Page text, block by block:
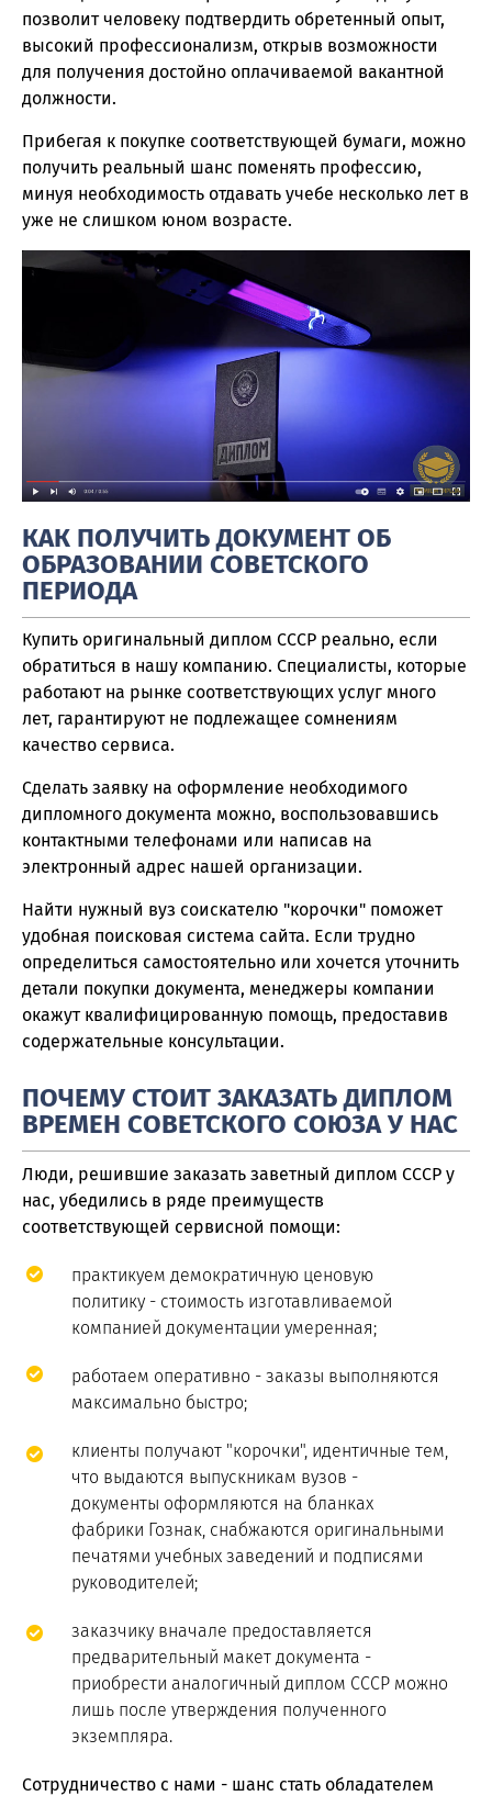
позволит человеку подтвердить обретенный опыт,
высокий профессионализм, открыв возможности
для получения достойно оплачиваемой вакантной
должности.
Прибегая к покупке соответствующей бумаги, можно
получить реальный шанс поменять профессию,
минуя необходимость отдавать учебе несколько лет в
уже не слишком юном возрасте.
КАК ПОЛУЧИТЬ ДОКУМЕНТ ОБ
ОБРАЗОВАНИИ СОВЕТСКОГО
ПЕРИОДА
Купить оригинальный диплом СССР реально, если
обратиться в нашу компанию. Специалисты, которые
работают на рынке соответствующих услуг много
лет, гарантируют не подлежащее сомнениям
качество сервиса.
Сделать заявку на оформление необходимого
дипломного документа можно, воспользовавшись
контактными телефонами или написав на
электронный адрес нашей организации.
Найти нужный вуз соискателю "корочки" поможет
удобная поисковая система сайта. Если трудно
определиться самостоятельно или хочется уточнить
детали покупки документа, менеджеры компании
окажут квалифицированную помощь, предоставив
содержательные консультации.
ПОЧЕМУ СТОИТ ЗАКАЗАТЬ ДИПЛОМ
ВРЕМЕН СОВЕТСКОГО СОЮЗА У НАС
Люди, решившие заказать заветный диплом СССР у
нас, убедились в ряде преимуществ
соответствующей сервисной помощи:
практикуем демократичную ценовую
политику - стоимость изготавливаемой
компанией документации умеренная;
работаем оперативно - заказы выполняются
максимально быстро;
клиенты получают "корочки", идентичные тем,
что выдаются выпускникам вузов -
документы оформляются на бланках
фабрики Гознак, снабжаются оригинальными
печатями учебных заведений и подписями
руководителей;
заказчику вначале предоставляется
предварительный макет документа -
приобрести аналогичный диплом СССР можно
лишь после утверждения полученного
экземпляра.
Сотрудничество с нами - шанс стать обладателем